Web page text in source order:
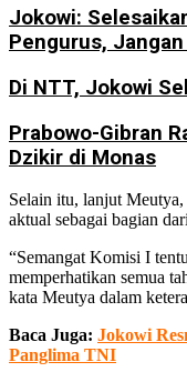
Jokowi:
Pengurus,
Di NTT, Jokowi
Prabowo-Gibran
Dzikir di Monas
Selain itu, lanjut
aktual sebagai bagian
“Semangat Komisi I
memperhatikan semua
kata Meutya dalam
Baca Juga: Jokowi
Panglima TNI